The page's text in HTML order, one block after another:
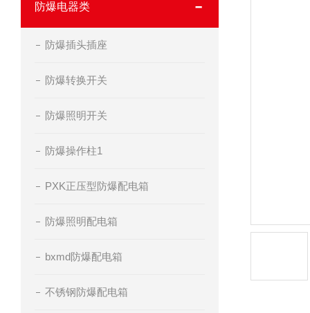
防爆电器类
防爆插头插座
防爆转换开关
防爆照明开关
防爆操作柱1
PXK正压型防爆配电箱
防爆照明配电箱
bxmd防爆配电箱
不锈钢防爆配电箱